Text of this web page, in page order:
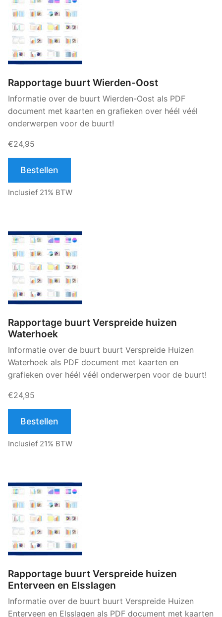
Rapportage buurt Wierden-Oost
Informatie over de buurt Wierden-Oost als PDF
document met kaarten en grafieken over héél véél
onderwerpen voor de buurt!
€24,95
Bestellen
Inclusief 21% BTW
Rapportage buurt Verspreide huizen
Waterhoek
Informatie over de buurt buurt Verspreide Huizen
Waterhoek als PDF document met kaarten en
grafieken over héél véél onderwerpen voor de buurt!
€24,95
Bestellen
Inclusief 21% BTW
Rapportage buurt Verspreide huizen
Enterveen en Elsslagen
Informatie over de buurt buurt Verspreide Huizen
Enterveen en Elsslagen als PDF document met kaarten